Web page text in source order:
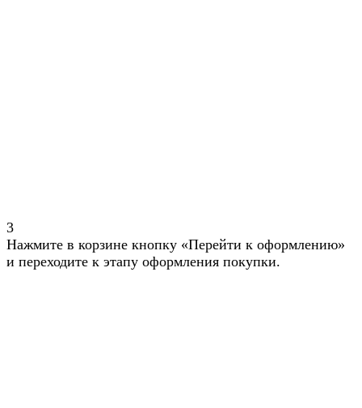
3
Нажмите в корзине кнопку «Перейти к оформлению»
и переходите к этапу оформления покупки.